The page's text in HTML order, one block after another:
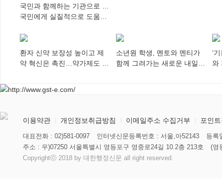
국민과 함께하는 기관으로 …
국민에게 실질적으로 도움이
환자 신약 보장성 높이고 제
약 혁신은 촉진…약가제도 개
소년원 학생, 멘토와 멘티가
함께 그려가는 새로운 내일
‘
와
이용약관 개인정보취급방침 이메일주소 수집거부 포인
대표전화 : 02)581-0097 인터넷신문등록번호 : 서울,아52143
등록
주소 : 우)07250 서울특별시 영등포구 영중로24길 10.2층 213호
(영
Copyrightⓒ 2018 by 대한행정신문 all right reserved.